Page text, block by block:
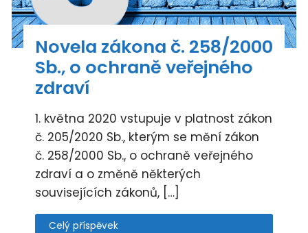
Novela zákona č. 258/2000
Sb., o ochraně veřejného
zdraví
1. května 2020 vstupuje v platnost zákon
č. 205/2020 Sb., kterým se mění zákon
č. 258/2000 Sb., o ochraně veřejného
zdraví a o změně některých
souvisejících zákonů, […]
Celý příspěvek